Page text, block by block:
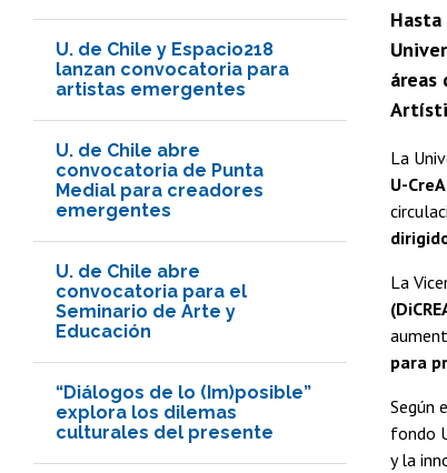
U. de Chile y Espacio218
lanzan convocatoria para
artistas emergentes
U. de Chile abre
convocatoria de Punta
Medial para creadores
emergentes
U. de Chile abre
convocatoria para el
Seminario de Arte y
Educación
“Diálogos de lo (Im)posible”
explora los dilemas
culturales del presente
áreas
La
U-
La
para
Según
fondo
y la